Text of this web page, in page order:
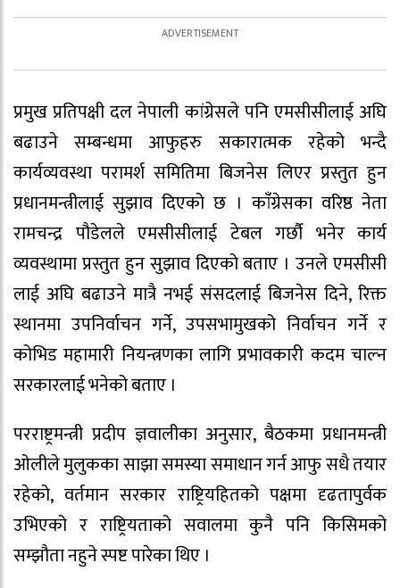
प्रमुख प्रतिपक्षी दल नेपाली कांग्रेसले पनि एमसीसीलाई अघि
बढाउने सम्बन्धमा आफुहरु सकारात्मक रहेको भन्दै
कार्यव्यवस्था परामर्श समितिमा बिजनेस लिएर प्रस्तुत हुन
प्रधानमन्त्रीलाई सुझाव दिएको छ । कांँग्रेसका वरिष्ठ नेता
रामचन्द्र पौडेलले एमसीसीलाई टेबल गर्छौ भनेर कार्य
व्यवस्थामा प्रस्तुत हुन सुझाव दिएको बताए । उनले एमसीसी
लाई अघि बढाउने मात्रै नभई संसदलाई बिजनेस दिने, रिक्त
स्थानमा उपनिर्वाचन गर्ने, उपसभामुखको निर्वाचन गर्ने र
कोभिड महामारी नियन्त्रणका लागि प्रभावकारी कदम चाल्न
सरकारलाई भनेको बताए ।
परराष्ट्रमन्त्री प्रदीप ज्ञवालीका अनुसार, बैठकमा प्रधानमन्त्री
ओलीले मुलुकका साझा समस्या समाधान गर्न आफु सधै तयार
रहेको, वर्तमान सरकार राष्ट्रियहितको पक्षमा दृढतापुर्वक
उभिएको र राष्ट्रियताको सवालमा कुनै पनि किसिमको
सम्झौता नहुने स्पष्ट पारेका थिए ।